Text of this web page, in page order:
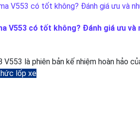
V553 có tốt không? Đánh giá ưu và
V553 là phiên bản kế nhiệm hoàn hảo
lốp xe